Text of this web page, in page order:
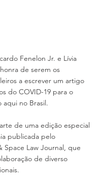
Fenelon Jr. e Lívia
de serem os
a escrever um artigo
do COVID-19 para o
no Brasil.
de uma edição especial
publicada pelo
Space Law Journal, que
de diverso